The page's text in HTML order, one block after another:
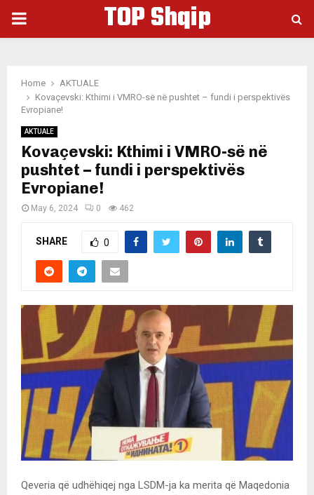
PRIMARY
TOP Shqip
Home
AKTUALE
Kovaçevski: Kthimi i VMRO-së në pushtet – fundi i perspektivës
Evropiane!
AKTUALE
Kovaçevski: Kthimi i VMRO-së në
pushtet – fundi i perspektivës
Evropiane!
May 6, 2024 0 462
SHARE 0
Qeveria që udhëhiqej nga LSDM-ja ka merita që Maqedonia